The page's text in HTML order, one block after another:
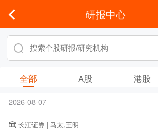
研报中心
全部 A股 港股
2026-08-07
长江证券 | 马太,王明